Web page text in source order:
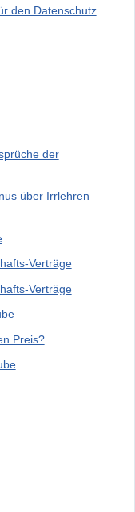
den Datenschutz
der
über Irrlehren
Verträge
Verträge
Preis?